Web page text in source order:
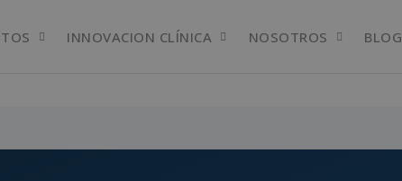
INNOVACION CLÍNICA NOSOTROS BLOG